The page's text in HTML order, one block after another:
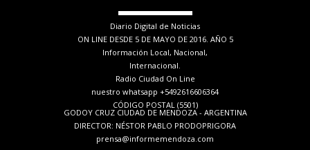
Diario Digital de Noticias
ON LINE DESDE 5 DE MAYO DE 2016. AÑO 5
Información Local, Nacional,
Internacional.
Radio Ciudad On Line
nuestro whatsapp +5492616606364
CÓDIGO POSTAL (5501)
GODOY CRUZ CIUDAD DE MENDOZA - ARGENTINA
DIRECTOR: NÉSTOR PABLO PRODOPRIGORA
prensa@informemendoza.com